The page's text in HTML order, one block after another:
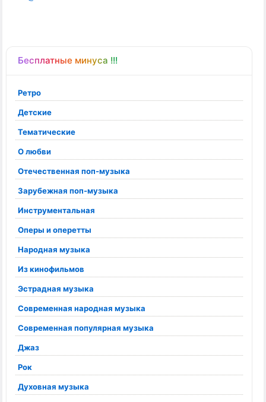
Бесплатные минуса !!!
Ретро
Детские
Тематические
О любви
Отечественная поп-музыка
Зарубежная поп-музыка
Инструментальная
Оперы и оперетты
Народная музыка
Из кинофильмов
Эстрадная музыка
Современная народная музыка
Современная популярная музыка
Джаз
Рок
Духовная музыка